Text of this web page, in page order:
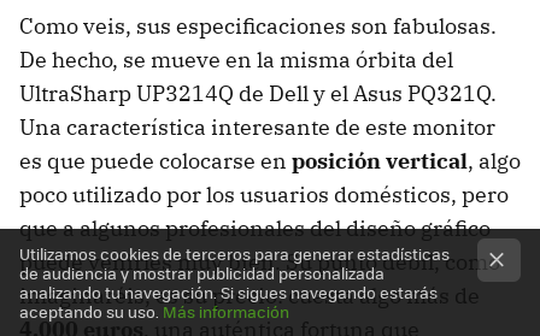
Como veis, sus especificaciones son fabulosas.
De hecho, se mueve en la misma órbita del
UltraSharp UP3214Q de Dell y el Asus PQ321Q.
Una característica interesante de este monitor
es que puede colocarse en posición vertical, algo
poco utilizado por los usuarios domésticos, pero
que a algunos profesionales del diseño gráfico
puede venirles muy bien. Su punto débil, como
imaginaréis, es su precio: cuesta algo más de
4.000 euros , una auténtica fortuna que
Utilizamos cookies de terceros para generar estadísticas
de audiencia y mostrar publicidad personalizada
analizando tu navegación. Si sigues navegando estarás
aceptando su uso. Más información